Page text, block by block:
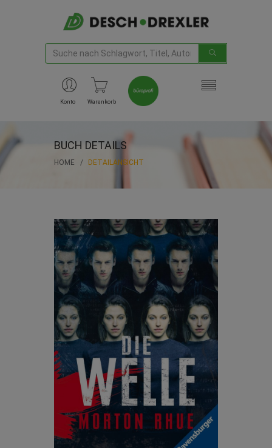
Konto Warenkorb
BUCH DETAILS
HOME DETAILANSICHT